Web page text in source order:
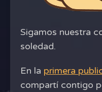
Sigamos nuestra
soledad.
En la primera
compartí contigo